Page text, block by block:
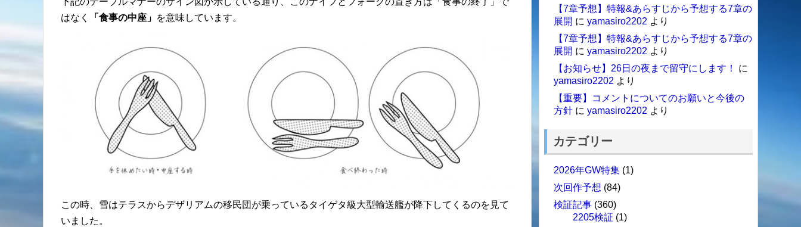
はなく
「食事の中座」 を意味しています。
この時、雪はテラスからデザリアムの移民団が乗っているタイゲタ級大型輸送艦が降下してくるのを見て
いました。
【7章予想】特報&あらすじから予想する7章の
展開 に yamasiro2202 より
【7章予想】特報&あらすじから予想する7章の
展開 に yamasiro2202 より
【お知らせ】26日の夜まで留守にします！
に
yamasiro2202 より
【重要】コメントについてのお願いと今後の
方針 に yamasiro2202 より
カテゴリー
2026年GW特集 (1)
次回作予想 (84)
検証記事 (360)
2205検証 (1)